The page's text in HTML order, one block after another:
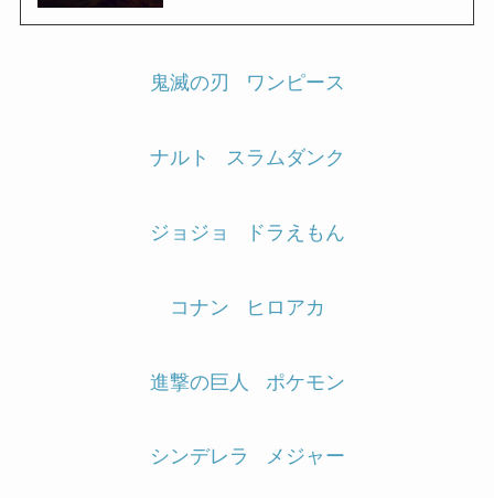
鬼滅の刃 ワンピース
ナルト スラムダンク
ジョジョ ドラえもん
コナン ヒロアカ
進撃の巨人 ポケモン
シンデレラ メジャー